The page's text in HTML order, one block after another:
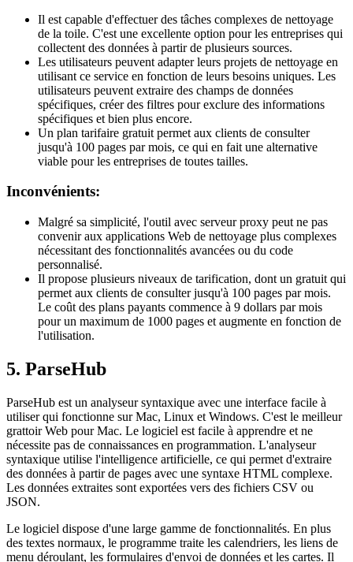
Il est capable d'effectuer des tâches complexes de nettoyage
de la toile. C'est une excellente option pour les entreprises qui
collectent des données à partir de plusieurs sources.
Les utilisateurs peuvent adapter leurs projets de nettoyage en
utilisant ce service en fonction de leurs besoins uniques. Les
utilisateurs peuvent extraire des champs de données
spécifiques, créer des filtres pour exclure des informations
spécifiques et bien plus encore.
Un plan tarifaire gratuit permet aux clients de consulter
jusqu'à 100 pages par mois, ce qui en fait une alternative
viable pour les entreprises de toutes tailles.
Inconvénients:
Malgré sa simplicité, l'outil avec serveur proxy peut ne pas
convenir aux applications Web de nettoyage plus complexes
nécessitant des fonctionnalités avancées ou du code
personnalisé.
Il propose plusieurs niveaux de tarification, dont un gratuit qui
permet aux clients de consulter jusqu'à 100 pages par mois.
Le coût des plans payants commence à 9 dollars par mois
pour un maximum de 1000 pages et augmente en fonction de
l'utilisation.
5. ParseHub
ParseHub est un analyseur syntaxique avec une interface facile à
utiliser qui fonctionne sur Mac, Linux et Windows. C'est le meilleur
grattoir Web pour Mac. Le logiciel est facile à apprendre et ne
nécessite pas de connaissances en programmation. L'analyseur
syntaxique utilise l'intelligence artificielle, ce qui permet d'extraire
des données à partir de pages avec une syntaxe HTML complexe.
Les données extraites sont exportées vers des fichiers CSV ou
JSON.
Le logiciel dispose d'une large gamme de fonctionnalités. En plus
des textes normaux, le programme traite les calendriers, les liens de
menu déroulant, les formulaires d'envoi de données et les cartes. Il